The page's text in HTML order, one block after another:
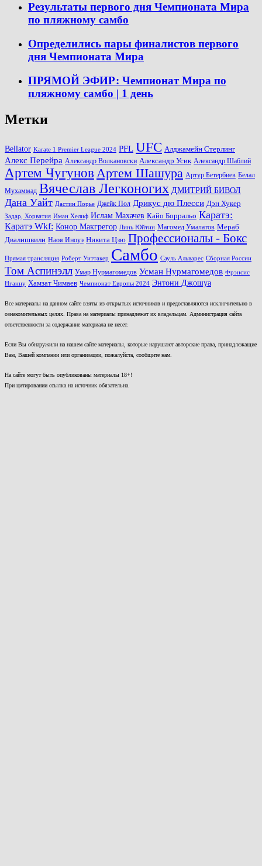
Результаты первого дня Чемпионата Мира
по пляжному самбо
Определились пары финалистов первого
дня Чемпионата Мира
ПРЯМОЙ ЭФИР: Чемпионат Мира по
пляжному самбо | 1 день
Метки
Bellator Karate 1 Premier League 2024 PFL UFC Алджамейн Стерлинг
Алекс Перейра Александр Волкановски Александр Усик Александр Шаблий
Артем Чугунов Артем Шашура Артур Бетербиев Белал
Мухаммад Вячеслав Легконогих ДМИТРИЙ БИВОЛ
Дана Уайт Дастин Порье Джейк Пол Дрикус дю Плесси Дэн Хукер
Задар, Хорватия Иман Хелиф Ислам Махачев Кайо Борральо Каратэ:
Каратэ Wkf: Конор Макгрегор Линь Юйтин Магомед Умалатов Мераб
Двалишвили Наоя Иноуэ Никита Цзю Профессионалы - Бокс
Прямая трансляция Роберт Уиттакер Самбо Сауль Альварес Сборная России
Том Аспинэлл Умар Нурмагомедов Усман Нурмагомедов Фрэнсис
Нганну Хамзат Чимаев Чемпионат Европы 2024 Энтони Джошуа
Все материалы на данном сайте взяты из открытых источников и предоставляются исключительно в
ознакомительных целях. Права на материалы принадлежат их владельцам. Администрация сайта
ответственности за содержание материала не несет.
Если Вы обнаружили на нашем сайте материалы, которые нарушают авторские права, принадлежащие
Вам, Вашей компании или организации, пожалуйста, сообщите нам.
На сайте могут быть опубликованы материалы 18+!
При цитировании ссылка на источник обязательна.